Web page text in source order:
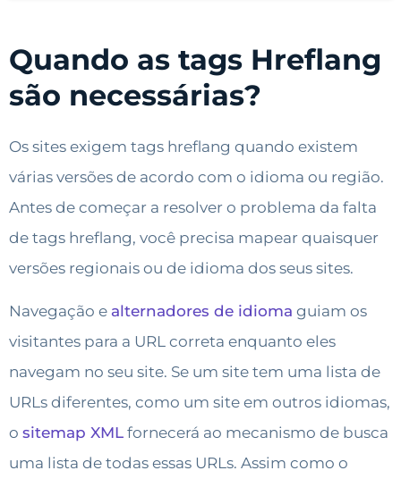
Quando as tags Hreflang
são necessárias?
Os sites exigem tags hreflang quando existem
várias versões de acordo com o idioma ou região.
Antes de começar a resolver o problema da falta
de tags hreflang, você precisa mapear quaisquer
versões regionais ou de idioma dos seus sites.
Navegação e alternadores de idioma guiam os
visitantes para a URL correta enquanto eles
navegam no seu site. Se um site tem uma lista de
URLs diferentes, como um site em outros idiomas,
o sitemap XML fornecerá ao mecanismo de busca
uma lista de todas essas URLs. Assim como o